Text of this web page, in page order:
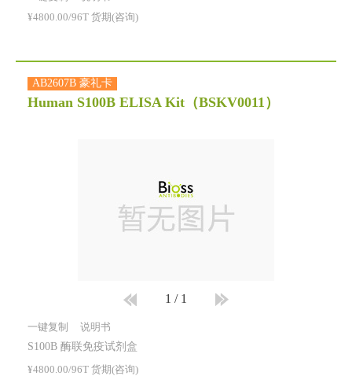
¥4800.00/96T 货期(咨询)
AB2607B 豪礼卡
Human S100B ELISA Kit （BSKV0011）
1 / 1
一键复制 说明书
S100B 酶联免疫试剂盒
¥4800.00/96T 货期(咨询)